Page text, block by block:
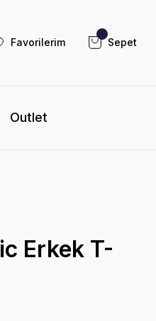
Favorilerim Sepet
Outlet
Erkek T-